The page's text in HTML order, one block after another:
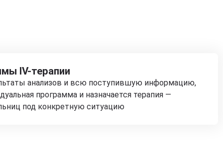
IV-терапии
анализов и всю поступившую информацию,
программа и назначается терапия —
под конкретную ситуацию